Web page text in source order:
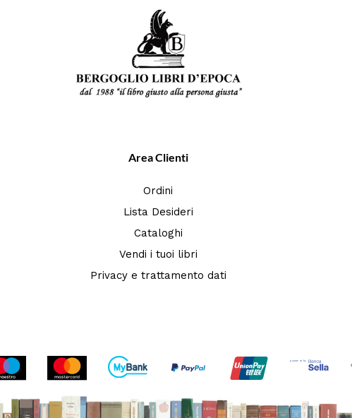
Area Clienti
Ordini
Lista Desideri
Cataloghi
Vendi i tuoi libri
Privacy e trattamento dati